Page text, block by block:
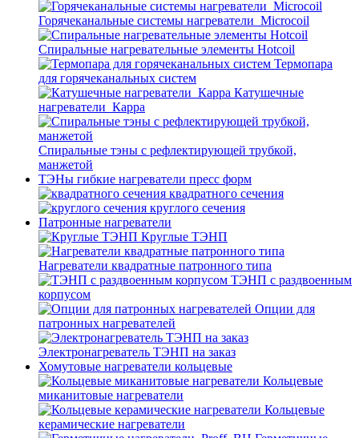
Горячеканальные системы нагреватели_Microcoil
Спиральные нагревательные элементы Hotcoil
Термопара
для горячеканальных систем
Катушечные
нагреватели_Карра
Спиральные тэны с рефлектирующей трубкой,
манжетой
ТЭНы гибкие нагреватели пресс форм
квадратного сечения
круглого сечения
Патронные нагреватели
Круглые ТЭНП
Нагреватели квадратные патронного типа
ТЭНП с раздвоенным
корпусом
Опции для
патронных нагревателей
Электронагреватель ТЭНП на заказ
Хомутовые нагреватели кольцевые
Кольцевые
миканитовые нагреватели
Кольцевые
керамические нагреватели